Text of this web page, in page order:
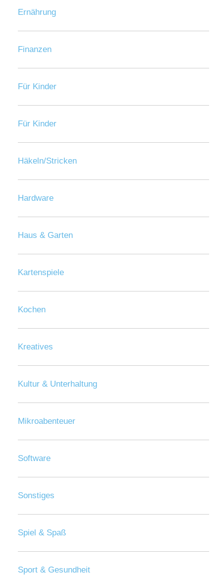
Ernährung
Finanzen
Für Kinder
Für Kinder
Häkeln/Stricken
Hardware
Haus & Garten
Kartenspiele
Kochen
Kreatives
Kultur & Unterhaltung
Mikroabenteuer
Software
Sonstiges
Spiel & Spaß
Sport & Gesundheit